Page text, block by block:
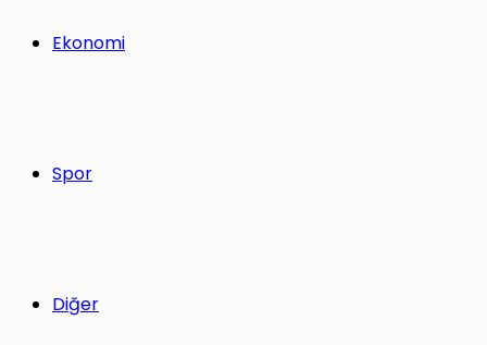
Ekonomi
Spor
Diğer